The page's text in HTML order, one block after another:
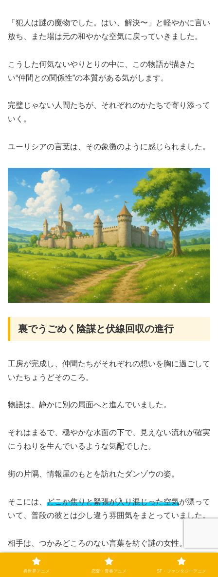
「犯人は謎の魔物でした。はい、解決〜」と軽やかに言い
放ち、また場は元の和やかな空気に戻っていきました。
こうした何気ないやりとりの中に、この物語が描きた
い“仲間との関係性”の本質がある気がします。
完璧じゃない人間たちが、それぞれのかたちで寄り添って
いく。
ユーリシアの言葉は、その象徴のように感じられました。
裏でうごめく陰謀と伏線回収の進行
工房が完成し、仲間たちがそれぞれの想いを胸に過ごして
いたちょうどそのころ。
物語は、静かに別の局面へと進んでいました。
それはまるで、穏やかな水面の下で、見えない流れが確実
にうねりを生んでいるような気配でした。
街の片隅、情報屋のもとを訪れたダンゾウの姿。
そこには、 どこか焦りと緊張が入り混じった空気が漂って
いて、普段の彼とは少し違う雰囲気をまとっていました。
相手は、つかみどころのない言葉を紡ぐ謎の女性。
彼女の発する言葉の中には、クルトの存在をどこか特別視
異世界アニメ 恋愛・青春アニメ SF・ファンタジーアニメ